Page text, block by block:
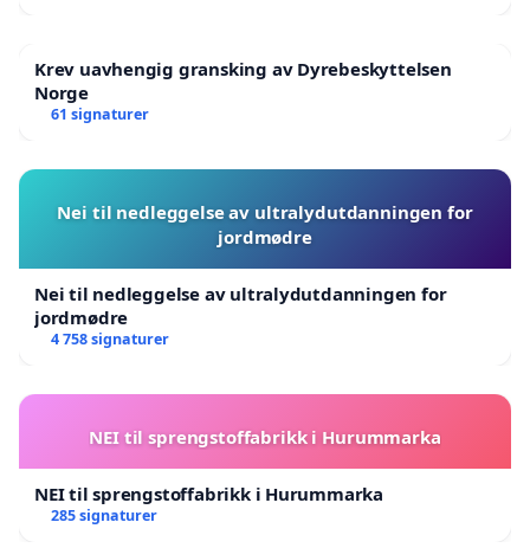
Krev uavhengig gransking av Dyrebeskyttelsen
Norge
61 signaturer
Nei til nedleggelse av ultralydutdanningen for
jordmødre
Nei til nedleggelse av ultralydutdanningen for
jordmødre
4 758 signaturer
NEI til sprengstoffabrikk i Hurummarka
NEI til sprengstoffabrikk i Hurummarka
285 signaturer